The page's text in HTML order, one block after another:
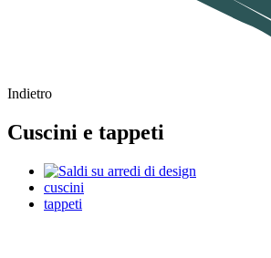
Indietro
Cuscini e tappeti
cuscini
tappeti